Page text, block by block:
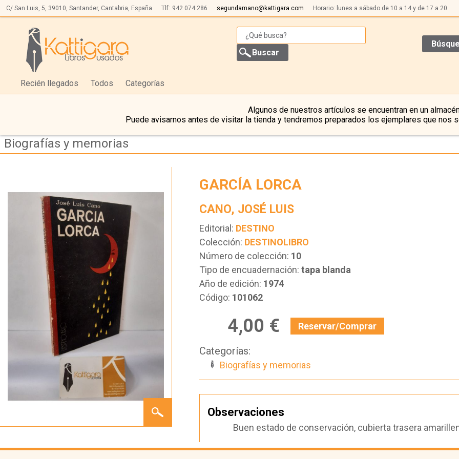
C/ San Luis, 5, 39010, Santander, Cantabria, España Tlf: 942 074 286 segundamano@kattigara.com Horario: lunes a sábado de 10 a 14 y de 17 a 20.
Recién llegados Todos Categorías
Algunos de nuestros artículos se encuentran en un
Puede avisarnos antes de visitar la tienda y tendremos preparados los ejemplares que nos
Biografías y memorias
LORCA
GARCÍA LORCA
CANO, JOSÉ LUIS
Editorial: DESTINO
Colección: DESTINOLIBRO
Número de colección: 10
Tipo de encuadernación: tapa blanda
Año de edición: 1974
Código: 101062
4,00 € Reservar/Comprar
Categorías:
Biografías y memorias
Observaciones
Buen estado de conservación, cubierta trasera